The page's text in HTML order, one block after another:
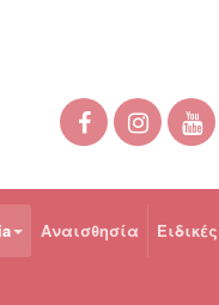
Αναισθησία